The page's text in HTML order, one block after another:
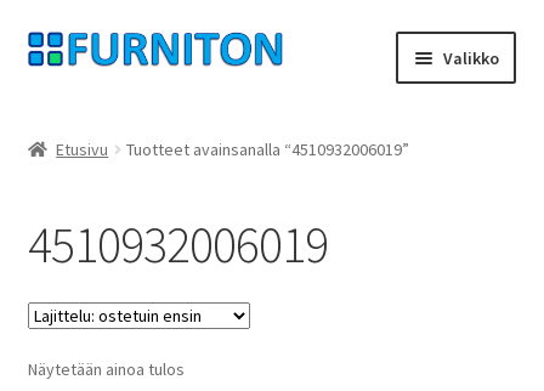
Siirry
navigointiin
Siirry
sisältöön
Valikko
yksityisyyttä
peruuttamisoikeus
Ottaa yhteyttä
Etusivu Tuotteet avainsanalla “4510932006019”
4510932006019
Näytetään ainoa tulos